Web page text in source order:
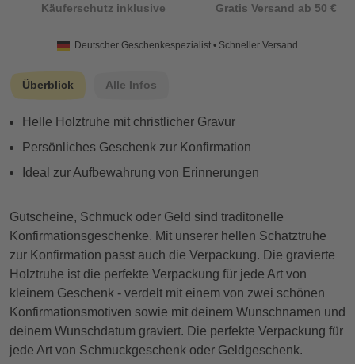
Käuferschutz inklusive Gratis Versand ab 50 €
Deutscher Geschenkespezialist • Schneller Versand
Überblick Alle Infos
Helle Holztruhe mit christlicher Gravur
Persönliches Geschenk zur Konfirmation
Ideal zur Aufbewahrung von Erinnerungen
Gutscheine, Schmuck oder Geld sind traditonelle
Konfirmationsgeschenke. Mit unserer hellen Schatztruhe
zur Konfirmation passt auch die Verpackung. Die gravierte
Holztruhe ist die perfekte Verpackung für jede Art von
kleinem Geschenk - verdelt mit einem von zwei schönen
Konfirmationsmotiven sowie mit deinem Wunschnamen und
deinem Wunschdatum graviert. Die perfekte Verpackung für
jede Art von Schmuckgeschenk oder Geldgeschenk.